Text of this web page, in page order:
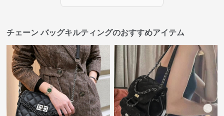
チェーン バッグキルティングのおすすめアイテム